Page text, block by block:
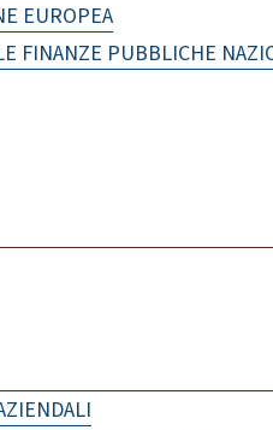
EUROPEA
FINANZE PUBBLICHE